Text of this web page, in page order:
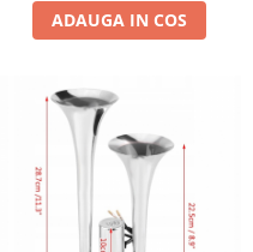
ADAUGA IN COS